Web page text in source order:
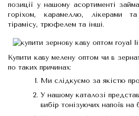
позиції у нашому асортименті
горіхом, карамеллю, лікерами
тірамісу, трюфелем та інші.
Купити каву мелену оптом чи в
по таких причинах:
Ми слідкуємо за якістю
У нашому каталозі
вибір тонізуючих напоїв на